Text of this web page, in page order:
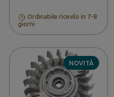
Ordinabile ricevilo in 7-8
giorni
NOVITÀ